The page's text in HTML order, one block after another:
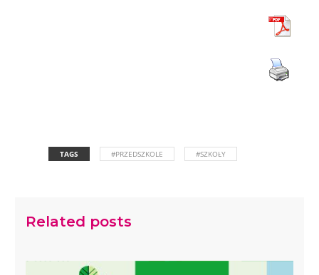
TAGS #PRZEDSZKOLE #SZKOŁY
Related posts